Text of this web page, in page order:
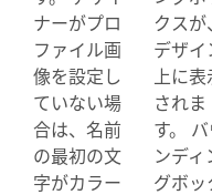
ナーがプロ
ファイル画
像を設定し
ていない場
合は、名前
の最初の文
字がカラー
クスが、
デザイ
上に表
されま
す。
ンディ
グボッ